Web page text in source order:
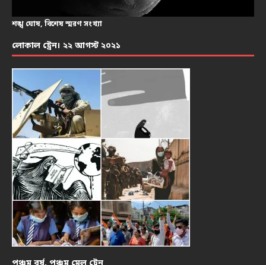
শঙ্খ ঘোষ, বিশেষ স্মরণ সংখ্যা
লোকাল ট্রেন। ২২ আগস্ট ২০২১